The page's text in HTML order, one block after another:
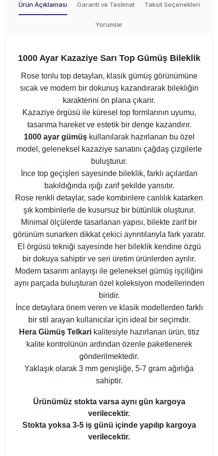
Ürün Açıklaması Garanti ve Teslimat Taksit Seçenekleri
Yorumlar
1000 Ayar Kazaziye Sarı Top Gümüş Bileklik
Rose tonlu top detayları, klasik gümüş görünümüne
sıcak ve modern bir dokunuş kazandırarak bilekliğin
karakterini ön plana çıkarır.
Kazaziye örgüsü ile küresel top formlarının uyumu,
tasarıma hareket ve estetik bir denge kazandırır.
1000 ayar gümüşkullanılarak hazırlanan bu özel
model, geleneksel kazaziye sanatını çağdaş çizgilerle
buluşturur.
İnce top geçişleri sayesinde bileklik, farklı açılardan
bakıldığında ışığı zarif şekilde yansıtır.
Rose renkli detaylar, sade kombinlere canlılık katarken
şık kombinlerle de kusursuz bir bütünlük oluşturur.
Minimal ölçülerde tasarlanan yapısı, bilekte zarif bir
görünüm sunarken dikkat çekici ayrıntılarıyla fark yaratır.
El örgüsü tekniği sayesinde her bileklik kendine özgü
bir dokuya sahiptir ve seri üretim ürünlerden ayrılır.
Modern tasarım anlayışı ile geleneksel gümüş işçiliğini
aynı parçada buluşturan özel koleksiyon modellerinden
biridir.
İnce detaylara önem veren ve klasik modellerden farklı
bir stil arayan kullanıcılar için ideal bir seçimdir.
Hera Gümüş Telkarikalitesiyle hazırlanan ürün, titiz
kalite kontrolünün ardından özenle paketlenerek
gönderilmektedir.
Yaklaşık olarak 3 mm genişliğe, 5-7 gram ağırlığa
sahiptir.
Ürünümüz stokta varsa aynı gün kargoya
verilecektir.
Stokta yoksa 3-5 iş günü içinde yapılıp kargoya
verilecektir.